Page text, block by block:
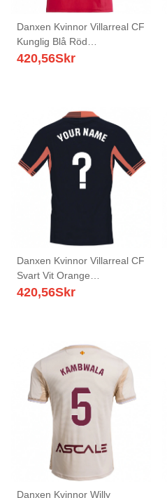
Danxen Kvinnor Villarreal CF
Kunglig Blå Röd
Målvaktströja 2025/26 T-
420,56Skr
Danxen Kvinnor Villarreal CF
Svart Vit Orange
Målvaktströja 2025/26 T-
420,56Skr
Danxen Kvinnor Willy